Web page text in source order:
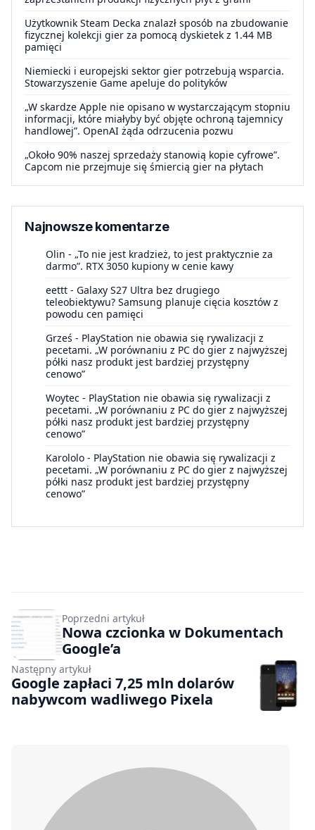
Użytkownik Steam Decka znalazł sposób na zbudowanie
fizycznej kolekcji gier za pomocą dyskietek z 1.44 MB
pamięci
Niemiecki i europejski sektor gier potrzebują wsparcia.
Stowarzyszenie Game apeluje do polityków
„W skardze Apple nie opisano w wystarczającym stopniu
informacji, które miałyby być objęte ochroną tajemnicy
handlowej”. OpenAI żąda odrzucenia pozwu
„Około 90% naszej sprzedaży stanowią kopie cyfrowe”.
Capcom nie przejmuje się śmiercią gier na płytach
Najnowsze komentarze
Olin - „To nie jest kradzież, to jest praktycznie za
darmo”. RTX 3050 kupiony w cenie kawy
eettt - Galaxy S27 Ultra bez drugiego
teleobiektywu? Samsung planuje cięcia kosztów z
powodu cen pamięci
Grześ - PlayStation nie obawia się rywalizacji z
pecetami. „W porównaniu z PC do gier z najwyższej
półki nasz produkt jest bardziej przystępny
cenowo”
Woytec - PlayStation nie obawia się rywalizacji z
pecetami. „W porównaniu z PC do gier z najwyższej
półki nasz produkt jest bardziej przystępny
cenowo”
Karololo - PlayStation nie obawia się rywalizacji z
pecetami. „W porównaniu z PC do gier z najwyższej
półki nasz produkt jest bardziej przystępny
cenowo”
Poprzedni artykuł
Nowa czcionka w Dokumentach
Google’a
Następny artykuł
Google zapłaci 7,25 mln dolarów
nabywcom wadliwego Pixela